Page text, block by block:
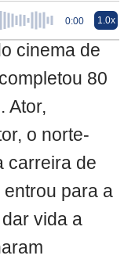
0:00 1.0x
cinema de
80
Ator,
o norte-
carreira de
para a
vida a